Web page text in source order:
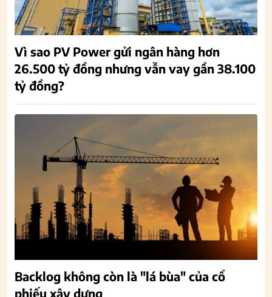
Vì sao PV Power gửi ngân hàng hơn
26.500 tỷ đồng nhưng vẫn vay gần 38.100
tỷ đồng?
Backlog không còn là "lá bùa" của cổ
phiếu xây dựng